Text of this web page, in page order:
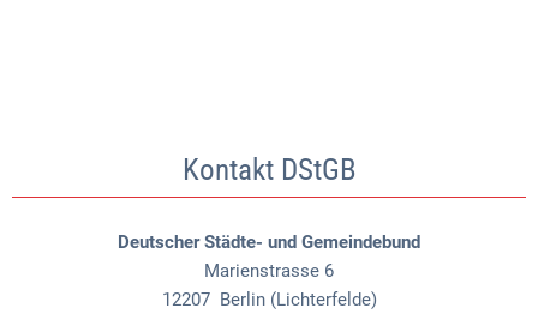
Kontakt DStGB
Deutscher Städte- und Gemeindebund
Marienstrasse 6
12207 Berlin (Lichterfelde)